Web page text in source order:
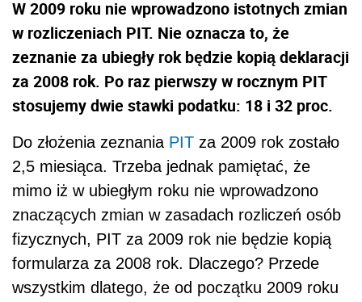
W 2009 roku nie wprowadzono istotnych zmian
w rozliczeniach PIT. Nie oznacza to, że
zeznanie za ubiegły rok będzie kopią deklaracji
za 2008 rok. Po raz pierwszy w rocznym PIT
stosujemy dwie stawki podatku: 18 i 32 proc.
Do złożenia zeznania PIT za 2009 rok zostało
2,5 miesiąca. Trzeba jednak pamiętać, że
mimo iż w ubiegłym roku nie wprowadzono
znaczących zmian w zasadach rozliczeń osób
fizycznych, PIT za 2009 rok nie będzie kopią
formularza za 2008 rok. Dlaczego? Przede
wszystkim dlatego, że od początku 2009 roku